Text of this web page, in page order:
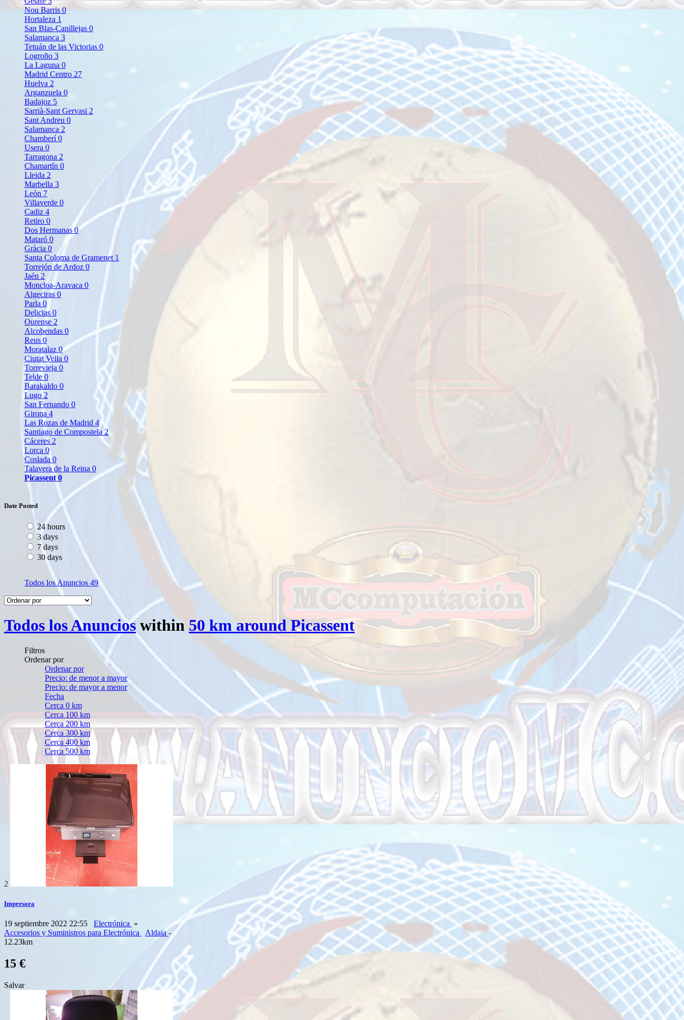
Nou Barris0
Hortaleza 1
San Blas-Canillejas 0
Salamanca 3
Tetuán de las Victorias 0
Logroño 3
La Laguna 0
Madrid Centro 27
Huelva 2
Arganzuela 0
Badajoz 5
Sarrià-Sant Gervasi 2
Sant Andreu 0
Salamanca 2
Chamberí0
Usera 0
Tarragona 2
Chamartín 0
Lleida 2
Marbella 3
León 7
Villaverde 0
Cadiz 4
Retiro 0
Dos Hermanas0
Mataró 0
Gràcia 0
Santa Coloma de Gramenet 1
Torrejón de Ardoz 0
Jaén 2
Moncloa-Aravaca 0
Algeciras 0
Parla 0
Delicias 0
Ourense 2
Alcobendas 0
Reus 0
Moratalaz 0
Ciutat Vella 0
Torrevieja 0
Telde 0
Barakaldo 0
Lugo 2
San Fernando 0
Girona 4
Las Rozas de Madrid 4
Santiago de Compostela2
Cáceres 2
Lorca 0
Coslada 0
Talavera de la Reina 0
Picassent 0
Date Posted
24 hours
3 days
7 days
30 days
Todos los Anuncios 49
Todos los Anuncios within50 km around Picassent
Filtros
Ordenar por
Ordenar por
Precio: de menor a mayor
Precio: de mayor a menor
Fecha
Cerca 0 km
Cerca 100 km
Cerca 200 km
Cerca 300 km
Cerca 400 km
Cerca 500 km
2
Impresora
19 septiembre 2022 22:55 Electrónica »
Accesorios y Suministros para Electrónica
Aldaia-
12.23km
15 €
Salvar